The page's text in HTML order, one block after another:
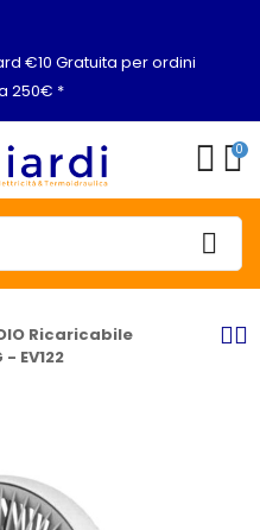
€10 Gratuita per ordini
250€ *
0
Ricaricabile
EV122